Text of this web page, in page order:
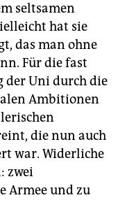
seltsamen
hat sie
das man ohne
Für die fast
der Uni durch die
Ambitionen
die nun auch
war. Widerliche
zwei
Armee und zu